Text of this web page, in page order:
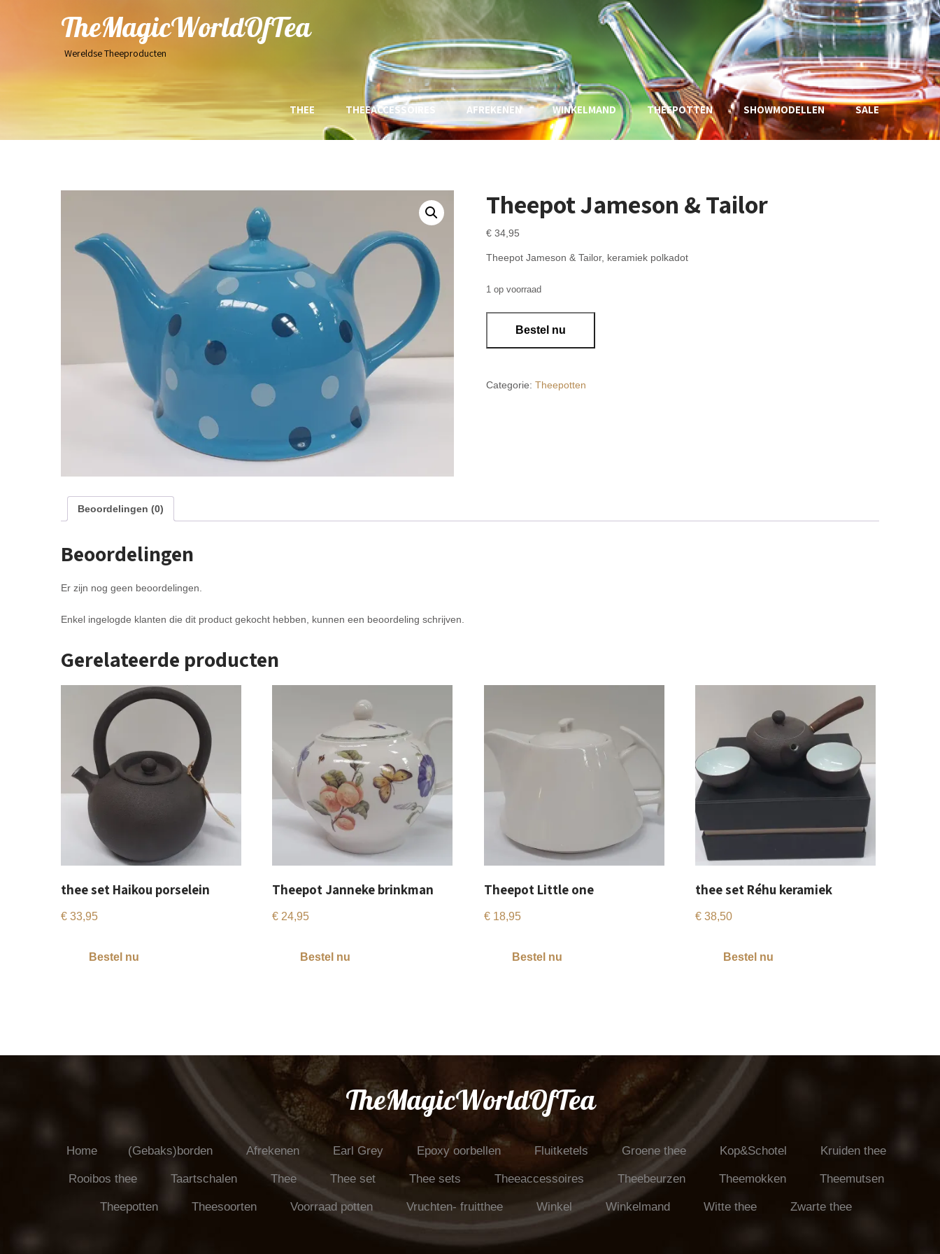
TheMagicWorldOfTea
Wereldse Theeproducten
THEE THEEACCESSOIRES AFREKENEN WINKELMAND THEEPOTTEN SHOWMODELLEN SALE
Theepot Jameson & Tailor
€ 34,95
Theepot Jameson & Tailor, keramiek polkadot
1 op voorraad
Jameson
&
Bestel nu
Categorie:Theepotten
Beoordelingen (0)
Beoordelingen
Er zijn nog geen beoordelingen.
Enkel ingelogde klanten die dit product gekocht hebben, kunnen een beoordeling schrijven.
Gerelateerde producten
thee set Haikou porselein
€ 33,95
Bestel nu
Theepot Janneke brinkman
€ 24,95
Bestel nu
Theepot Little one
€18,95
Bestel nu
thee set Réhu keramiek
€ 38,50
Bestel nu
TheMagicWorldOfTea
Home (Gebaks)borden Afrekenen Earl Grey Epoxy oorbellen Fluitketels Groene thee Kop&Schotel Kruiden thee
Rooibos thee Taartschalen Thee Thee set Thee sets Theeaccessoires Theebeurzen Theemokken Theemutsen
Theepotten Theesoorten Voorraad potten Vruchten- fruitthee Winkel Winkelmand Witte thee Zwarte thee